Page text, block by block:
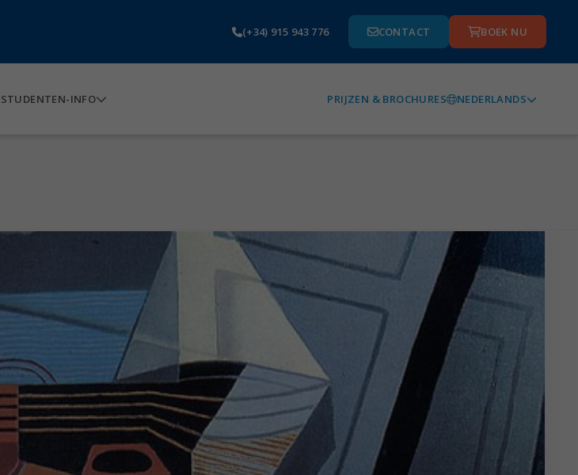
(+34) 915 943 776 CONTACT BOEK NU
STUDENTEN-INFO PRIJZEN & BROCHURES NEDERLANDS